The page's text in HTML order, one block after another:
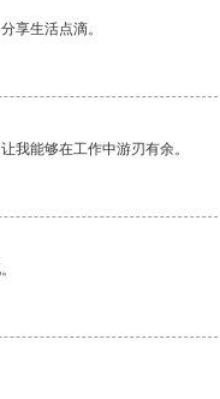
享生活点滴。
我能够在工作中游刃有余。